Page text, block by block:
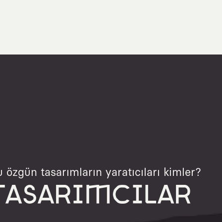
özgün tasarımların yaratıcıları kimler?